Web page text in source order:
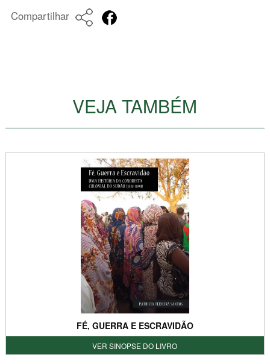
Compartilhar
VEJA TAMBÉM
FÉ, GUERRA E ESCRAVIDÃO
VER SINOPSE DO LIVRO